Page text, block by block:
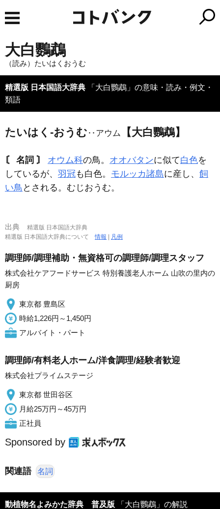
大白鸚鵡
（読み）たいはくおうむ
精選版 日本国語大辞典 「大白鸚鵡」の意味・読み・例文・
類語
たいはく‐おうむ ‥アウム 【大白鸚鵡】
〘 名詞 〙 オウム科の鳥。 オオバタンに似て白色を
しているが、 羽冠も白色。 モルッカ諸島に産し、 飼
い鳥 とされる。むじおうむ。
出典
精選版 日本国語大辞典
精選版 日本国語大辞典について情報 凡例
調理師/調理補助・無資格可の調理師/調理スタッフ
株式会社ケアフードサービス 特別養護老人ホーム 山吹の里内の
厨房
東京都 豊島区
時給1,226円～1,450円
アルバイト・パート
調理師/有料老人ホーム/洋食調理/経験者歓迎
株式会社プライムステージ
東京都 世田谷区
月給25万円～45万円
正社員
Sponsored by
関連語 名詞
動植物名よみかた辞典 普及版 「大白鸚鵡」の解説